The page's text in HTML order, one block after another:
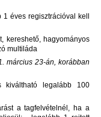
éves regisztrációval kell
kereshető, hagyományos
multiláda
március 23-án, korábban
legalább 100
a tagfelvételnél, ha a